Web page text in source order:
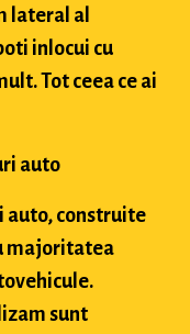
lateral al
inlocui cu
Tot ceea ce ai
auto
auto, construite
majoritatea
sunt